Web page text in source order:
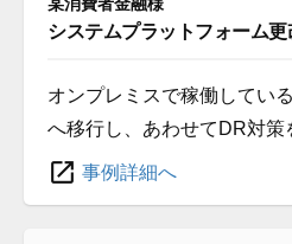
システムプラットフォーム更
オンプレミスで稼働してい
へ移行し、あわせてDR対策
事例詳細へ